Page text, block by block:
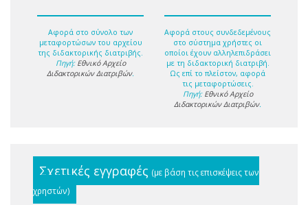
Αφορά στο σύνολο των
μεταφορτώσων του αρχείου
της διδακτορικής διατριβής.
Πηγή: Εθνικό Αρχείο
Διδακτορικών Διατριβών.
Αφορά στους συνδεδεμένους
στο σύστημα χρήστες οι
οποίοι έχουν αλληλεπιδράσει
με τη διδακτορική διατριβή.
Ως επί το πλείστον, αφορά
τις μεταφορτώσεις.
Πηγή: Εθνικό Αρχείο
Διδακτορικών Διατριβών.
Σχετικές εγγραφές (με βάση τις επισκέψεις των
χρηστών)